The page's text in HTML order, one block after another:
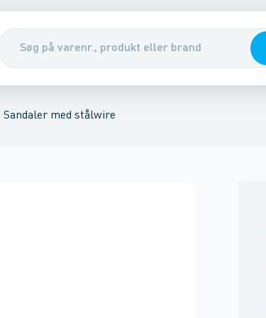
SkoSikkerhedsudstyr & handsker
Sandaler med stålwire